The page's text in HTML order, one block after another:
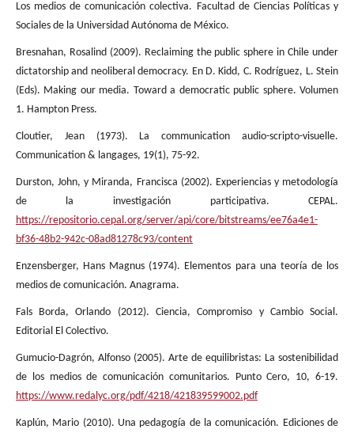
Los medios de comunicación colectiva. Facultad de Ciencias Políticas y
Sociales de la Universidad Autónoma de México.
Bresnahan, Rosalind (2009). Reclaiming the public sphere in Chile under
dictatorship and neoliberal democracy. En D. Kidd, C. Rodríguez, L. Stein
(Eds). Making our media. Toward a democratic public sphere. Volumen
1. Hampton Press.
Cloutier, Jean (1973). La communication audio-scripto-visuelle.
Communication & langages, 19(1), 75-92.
Durston, John, y Miranda, Francisca (2002). Experiencias y metodología
de la investigación participativa. CEPAL.
https://repositorio.cepal.org/server/api/core/bitstreams/ee76a4e1-
bf36-48b2-942c-08ad81278c93/content
Enzensberger, Hans Magnus (1974). Elementos para una teoría de los
medios de comunicación. Anagrama.
Fals Borda, Orlando (2012). Ciencia, Compromiso y Cambio Social.
Editorial El Colectivo.
Gumucio-Dagrón, Alfonso (2005). Arte de equilibristas: La sostenibilidad
de los medios de comunicación comunitarios. Punto Cero, 10, 6-19.
https://www.redalyc.org/pdf/4218/421839599002.pdf
Kaplún, Mario (2010). Una pedagogía de la comunicación. Ediciones de